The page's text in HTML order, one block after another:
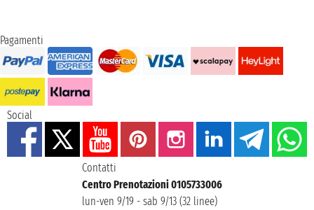
Pagamenti
Social
Contatti
Centro Prenotazioni 0105733006
lun-ven 9/19 - sab 9/13 (32 linee)